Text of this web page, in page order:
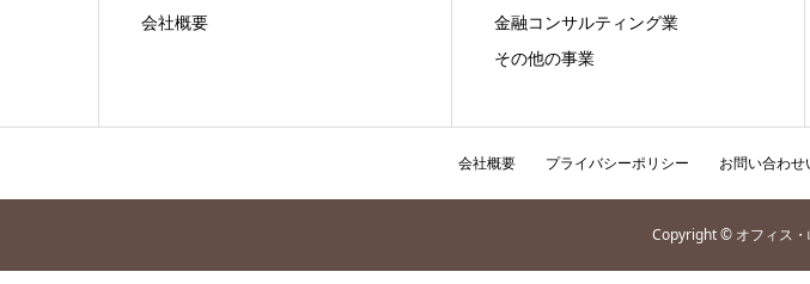
会社概要
金融コンサルティング業
その他の事業
会社概要 プライバシーポリシー お問い合わ
Copyright © オフィス